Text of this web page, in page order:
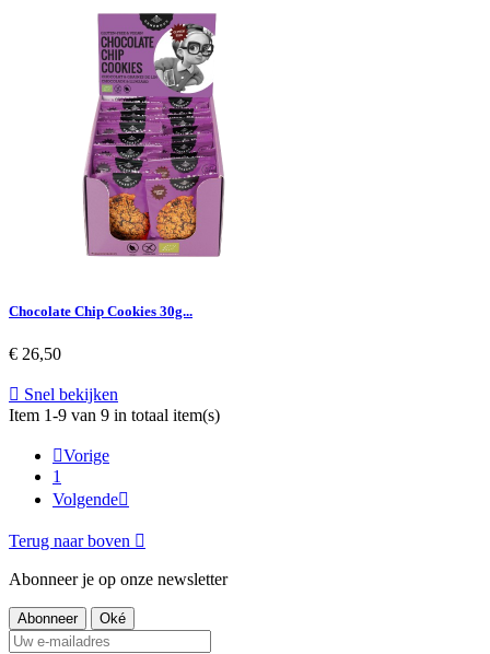
Chocolate Chip Cookies 30g...
€ 26,50
 Snel bekijken
Item 1-9 van 9 in totaal item(s)
Vorige
1
Volgende
Terug naar boven 
Abonneer je op onze newsletter